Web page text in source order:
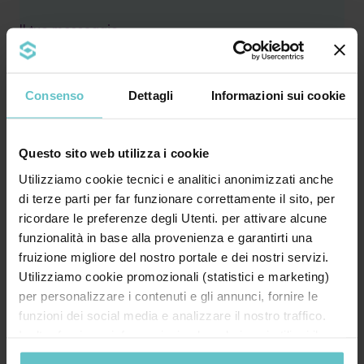
Consenso Dettagli Informazioni sui cookie
Questo sito web utilizza i cookie
Utilizziamo cookie tecnici e analitici anonimizzati anche
di terze parti per far funzionare correttamente il sito, per
ricordare le preferenze degli Utenti. per attivare alcune
funzionalità in base alla provenienza e garantirti una
fruizione migliore del nostro portale e dei nostri servizi.
Utilizziamo cookie promozionali (statistici e marketing)
per personalizzare i contenuti e gli annunci, fornire le
funzioni dei social media e analizzare il nostro traffico.
nostro sito ai nostri partner che si occupano di analisi dei
Il tuo messaggio
* Acconsento al trattamento dei miei dati
personali secondo quanto specificato nell'
informativa
Desidero inoltre ricevere la Newsletter di